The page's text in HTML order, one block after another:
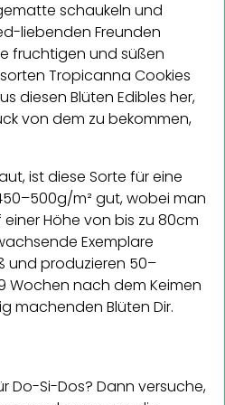
schaukeln und
liebenden Freunden
fruchtigen und süßen
Tropicanna Cookies
diesen Blüten Edibles her,
von dem zu bekommen,
ist diese Sorte für eine
m² gut, wobei man
einer Höhe von bis zu 80cm
Exemplare
und produzieren 50–
Wochen nach dem Keimen
machenden Blüten Dir.
Do-Si-Dos? Dann versuche,